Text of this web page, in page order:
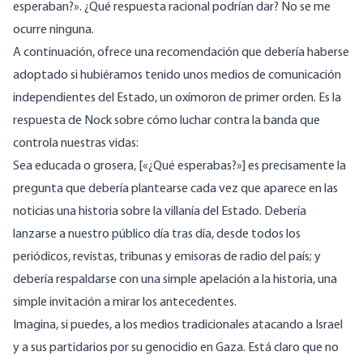
esperaban?». ¿Qué respuesta racional podrían dar? No se me
ocurre ninguna.
A continuación, ofrece una recomendación que debería haberse
adoptado si hubiéramos tenido unos medios de comunicación
independientes del Estado, un oxímoron de primer orden. Es la
respuesta de Nock sobre cómo luchar contra la banda que
controla nuestras vidas:
Sea educada o grosera, [«¿Qué esperabas?»] es precisamente la
pregunta que debería plantearse cada vez que aparece en las
noticias una historia sobre la villanía del Estado. Debería
lanzarse a nuestro público día tras día, desde todos los
periódicos, revistas, tribunas y emisoras de radio del país; y
debería respaldarse con una simple apelación a la historia, una
simple invitación a mirar los antecedentes.
Imagina, si puedes, a los medios tradicionales atacando a Israel
y a sus partidarios por sugenocidio en Gaza. Está claro que no